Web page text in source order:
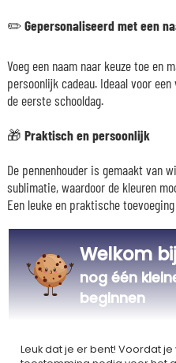
Ons bedrijf
✏️ Gepersonaliseerd met een
Voeg een naam naar keuze toe en
persoonlijk cadeau. Ideaal voor
de eerste schooldag.
🎁 Praktisch en persoonlijk
De pennenhouder is gemaakt van
sublimatie, waardoor de kleuren
Een leuke en praktische
Welkom
nog één
beginnen
Leuk dat je er bent! Voordat